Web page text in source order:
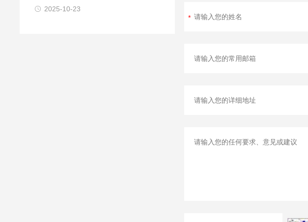
2025-10-23